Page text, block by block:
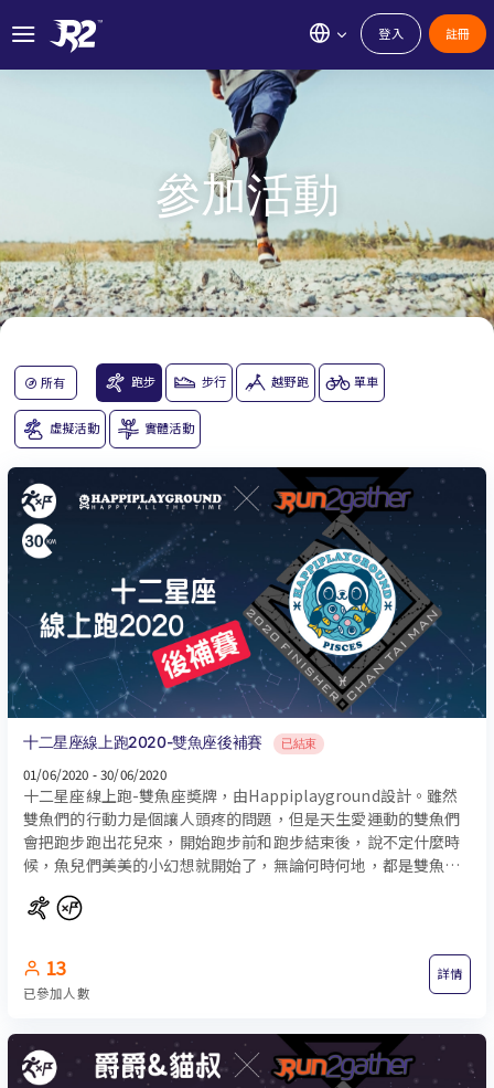
登入 註冊
參加活動
所有 跑步 步行 越野跑 單車
虛擬活動 實體活動
十二星座線上跑2020-雙魚座後補賽 已結束
01/06/2020 - 30/06/2020
十二星座線上跑-雙魚座奬牌，由Happiplayground設計。雖然
雙魚們的行動力是個讓人頭疼的問題，但是天生愛運動的雙魚們
會把跑步跑出花兒來，開始跑步前和跑步結束後，說不定什麼時
候，魚兒們美美的小幻想就開始了，無論何時何地，都是雙魚跑
13
已參加人數
詳情